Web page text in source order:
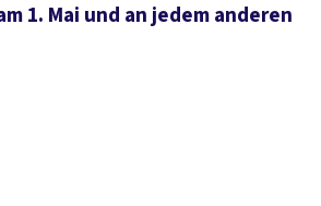
1. Mai und an jedem anderen